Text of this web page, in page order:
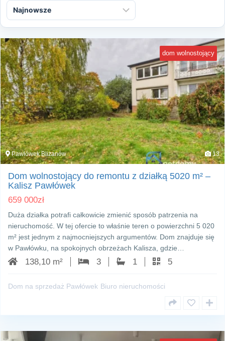
dom wolnostojący
Pawłówek Blizanów 13
Dom wolnostojący do remontu z działką 5020 m² –
Kalisz Pawłówek
659 000zł
Duża działka potrafi całkowicie zmienić sposób patrzenia na
nieruchomość. W tej ofercie to właśnie teren o powierzchni 5 020
m² jest jednym z najmocniejszych argumentów. Dom znajduje się
w Pawłówku, na spokojnych obrzeżach Kalisza, gdzie…
138,10 m² 3 1 5
Dom na sprzedaż Pawłówek Biuro nieruchomości